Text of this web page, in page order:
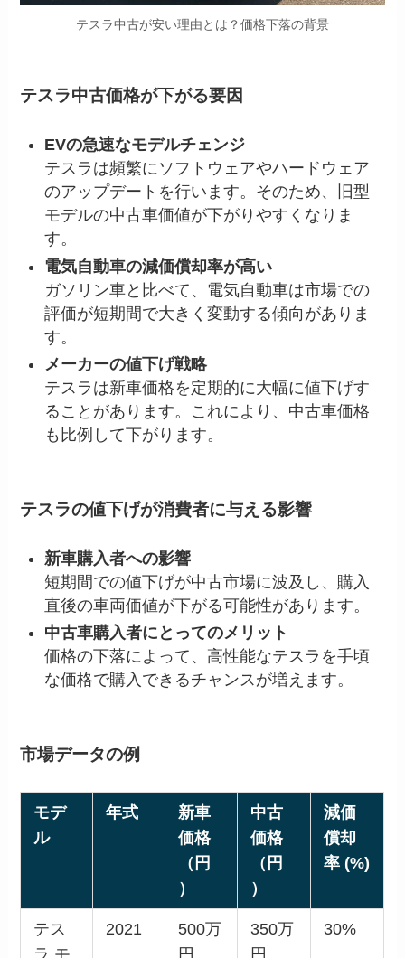
テスラ中古が安い理由とは？価格下落の背景
テスラ中古価格が下がる要因
EVの急速なモデルチェンジ
テスラは頻繁にソフトウェアやハードウェア
のアップデートを行います。そのため、旧型
モデルの中古車価値が下がりやすくなりま
す。
電気自動車の減価償却率が高い
ガソリン車と比べて、電気自動車は市場での
評価が短期間で大きく変動する傾向がありま
す。
メーカーの値下げ戦略
テスラは新車価格を定期的に大幅に値下げす
ることがあります。これにより、中古車価格
も比例して下がります。
テスラの値下げが消費者に与える影響
新車購入者への影響
短期間での値下げが中古市場に波及し、購入
直後の車両価値が下がる可能性があります。
中古車購入者にとってのメリット
価格の下落によって、高性能なテスラを手頃
な価格で購入できるチャンスが増えます。
市場データの例
モデ
ル
年式
新車
価格
（円
）
中古
価格
（円
）
減価
償却
率 (%)
テス
ラ モ
2021
500万
円
350万
円
30%